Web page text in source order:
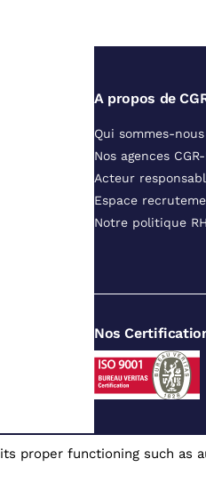
A propos de
Qui sommes-nous
Nos agences CGR-
Acteur
Espace
Notre politique RH
Nos
© 1980 -
proper functioning such as